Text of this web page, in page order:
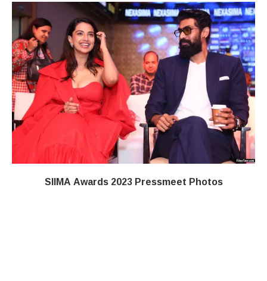
SIIMA Awards 2023 Pressmeet Photos